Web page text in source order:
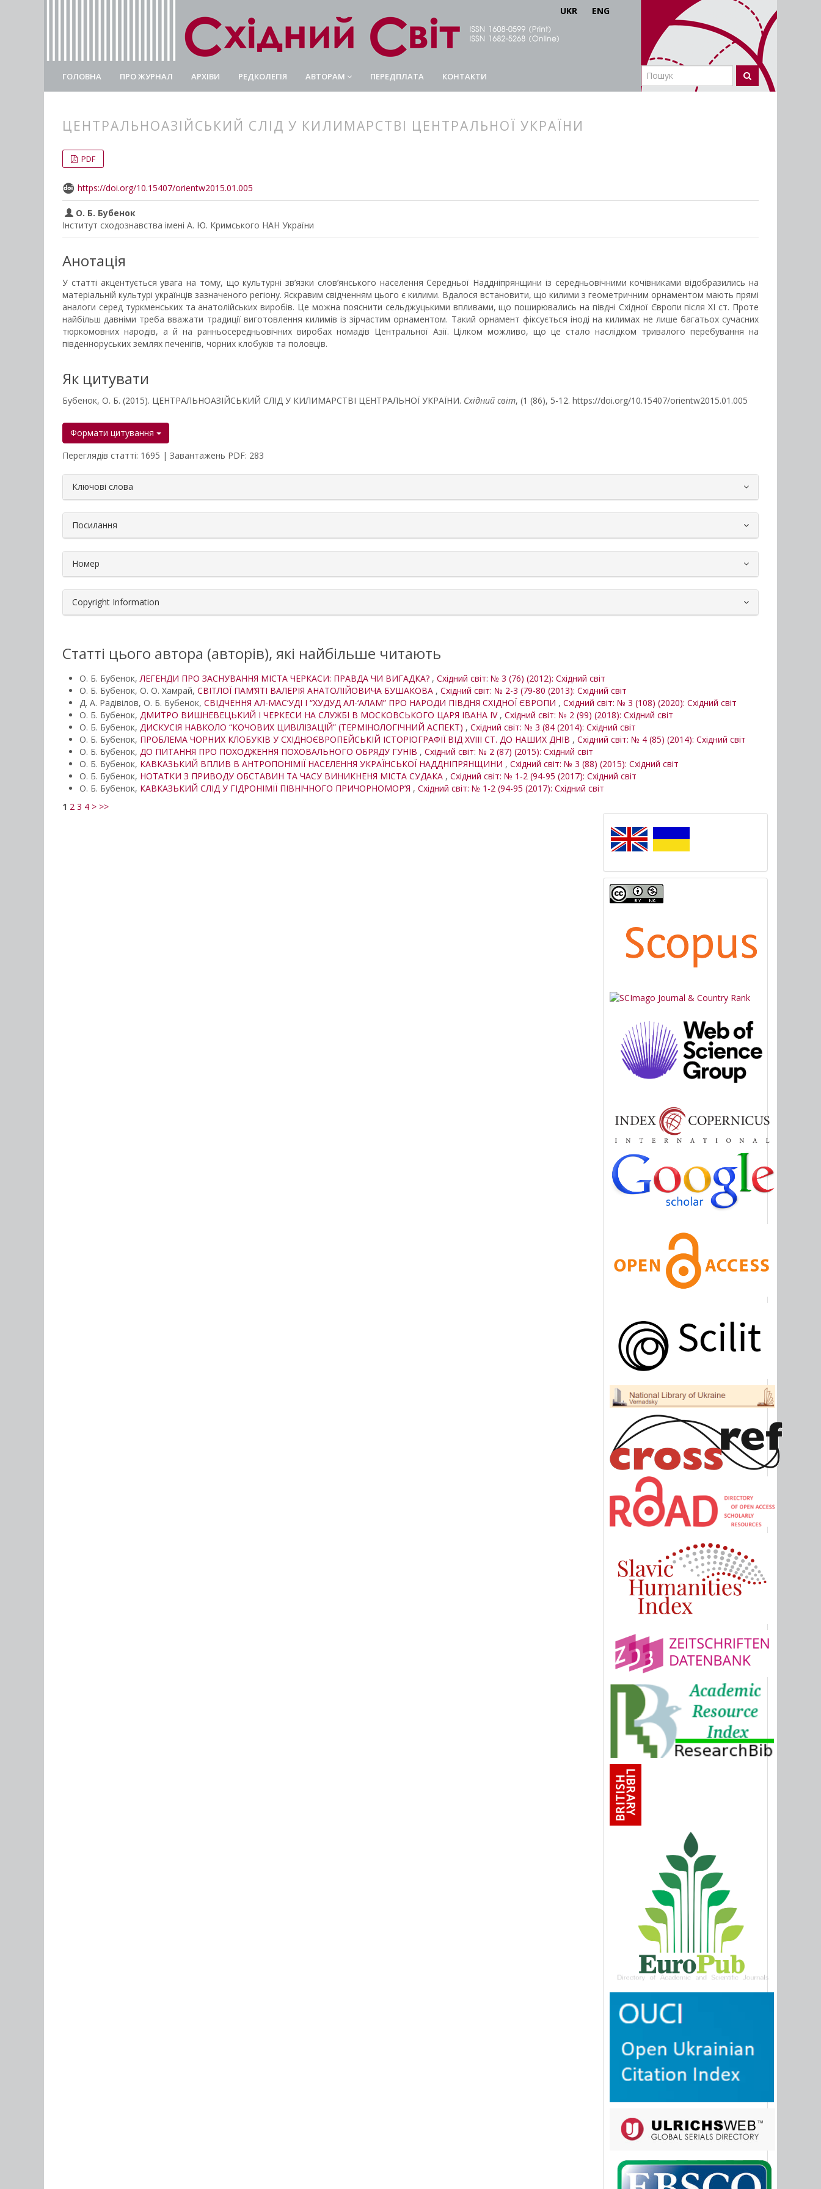
UKR ENG
ГОЛОВНА ПРО ЖУРНАЛ АРХІВИ РЕДКОЛЕГІЯ АВТОРАМ ПЕРЕДПЛАТА КОНТАКТИ
ЦЕНТРАЛЬНОАЗІЙСЬКИЙ СЛІД У КИЛИМАРСТВІ ЦЕНТРАЛЬНОЇ УКРАЇНИ
##plugins.themes.bootstrap3.article.main##
##plugins.themes.bootstrap3.article.sidebar##
PDF
https://doi.org/10.15407/orientw2015.01.005
О. Б. Бубенок
Інститут сходознавства імені А. Ю. Кримського НАН України
Анотація
У статті акцентується увага на тому, що культурні зв’язки слов’янського населення Середньої Наддніпрянщини із середньовічними кочівниками відобразились на
матеріальній культурі українців зазначеного регіону. Яскравим свідченням цього є килими. Вдалося встановити, що килими з геометричним орнаментом мають прямі
аналоги серед туркменських та анатолійських виробів. Це можна пояснити сельджуцькими впливами, що поширювались на півдні Східної Європи після ХІ ст. Проте
найбільш давніми треба вважати традиції виготовлення килимів із зірчастим орнаментом. Такий орнамент фіксується іноді на килимах не лише багатьох сучасних
тюркомовних народів, а й на ранньосередньовічних виробах номадів Центральної Азії. Цілком можливо, що це стало наслідком тривалого перебування на
південноруських землях печенігів, чорних клобуків та половців.
Як цитувати
Бубенок, О. Б. (2015). ЦЕНТРАЛЬНОАЗІЙСЬКИЙ СЛІД У КИЛИМАРСТВІ ЦЕНТРАЛЬНОЇ УКРАЇНИ. Східний світ, (1 (86), 5-12. https://doi.org/10.15407/orientw2015.01.005
Формати цитування
Переглядів статті: 1695 | Завантажень PDF: 283
##plugins.themes.bootstrap3.article.details##
Ключові слова
Посилання
Номер
Copyright Information
Статті цього автора (авторів), які найбільше читають
О. Б. Бубенок,ЛЕГЕНДИ ПРО ЗАСНУВАННЯ МІСТА ЧЕРКАСИ: ПРАВДА ЧИ ВИГАДКА? , Східний світ: № 3 (76) (2012): Східний світ
О. Б. Бубенок, О. О. Хамрай, СВІТЛОЇ ПАМ’ЯТІ ВАЛЕРІЯ АНАТОЛІЙОВИЧА БУШАКОВА , Східний світ: № 2-3 (79-80 (2013): Східний світ
Д. А. Радівілов, О. Б. Бубенок, СВІДЧЕННЯ АЛ-МАС‘УДІ І “ХУДУД АЛ-‘АЛАМ” ПРО НАРОДИ ПІВДНЯ СХІДНОЇ ЄВРОПИ , Східний світ: № 3 (108) (2020): Східний світ
О. Б. Бубенок, ДМИТРО ВИШНЕВЕЦЬКИЙ І ЧЕРКЕСИ НА СЛУЖБІ В МОСКОВСЬКОГО ЦАРЯ ІВАНА IV , Східний світ: № 2 (99) (2018): Східний світ
О. Б. Бубенок, ДИСКУСІЯ НАВКОЛО “КОЧОВИХ ЦИВІЛІЗАЦІЙ” (ТЕРМІНОЛОГІЧНИЙ АСПЕКТ) , Східний світ: № 3 (84 (2014): Східний світ
О. Б. Бубенок, ПРОБЛЕМА ЧОРНИХ КЛОБУКІВ У СХІДНОЄВРОПЕЙСЬКІЙ ІСТОРІОГРАФІЇ ВІД XVIII СТ. ДО НАШИХ ДНІВ , Східний світ: № 4 (85) (2014): Східний світ
О. Б. Бубенок, ДО ПИТАННЯ ПРО ПОХОДЖЕННЯ ПОХОВАЛЬНОГО ОБРЯДУ ГУНІВ , Східний світ: № 2 (87) (2015): Східний світ
О. Б. Бубенок, КАВКАЗЬКИЙ ВПЛИВ В АНТРОПОНІМІЇ НАСЕЛЕННЯ УКРАЇНСЬКОЇ НАДДНІПРЯНЩИНИ , Східний світ: № 3 (88) (2015): Східний світ
О. Б. Бубенок, НОТАТКИ З ПРИВОДУ ОБСТАВИН ТА ЧАСУ ВИНИКНЕНЯ МІСТА СУДАКА , Східний світ: № 1-2 (94-95 (2017): Східний світ
О. Б. Бубенок, КАВКАЗЬКИЙ СЛІД У ГІДРОНІМІЇ ПІВНІЧНОГО ПРИЧОРНОМОР’Я , Східний світ: № 1-2 (94-95 (2017): Східний світ
1 2 3 4 > >>